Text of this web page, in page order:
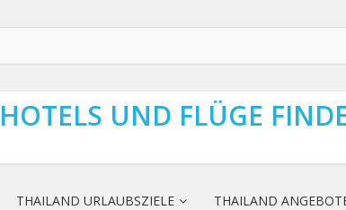
UND FLÜGE
THAILAND URLAUBSZIELE THAILAND